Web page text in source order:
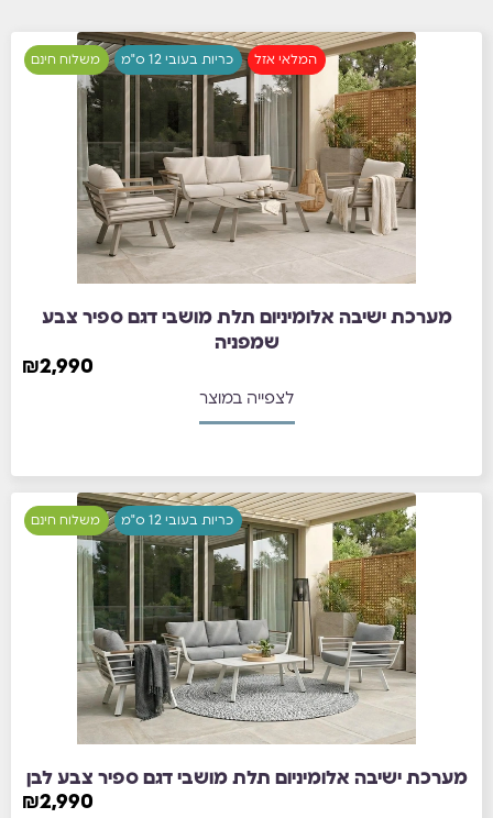
המלאי אזל כריות בעובי 12 ס"מ משלוח חינם
מערכת ישיבה אלומיניום תלת מושבי דגם ספיר צבע
שמפניה
₪2,990
לצפייה במוצר
כריות בעובי 12 ס"מ משלוח חינם
מערכת ישיבה אלומיניום תלת מושבי דגם ספיר צבע לבן
₪2,990